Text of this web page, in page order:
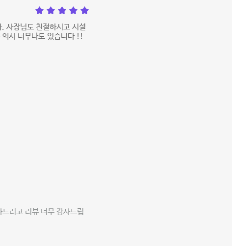
사장님도 친절하시고 시설
사 너무나도 있습니다 !!
리고 리뷰 너무 감사드립